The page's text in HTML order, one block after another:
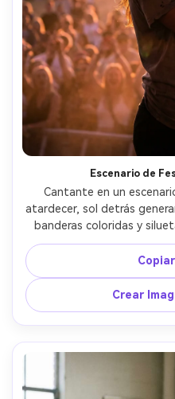
Escenario de
Cantante en un
atardecer, sol detrás
banderas coloridas y
micro con una mano
besada por el sol,
200mm en 120mm,
naranja y rosa, Crear